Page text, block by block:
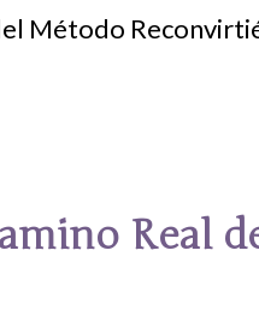
Real